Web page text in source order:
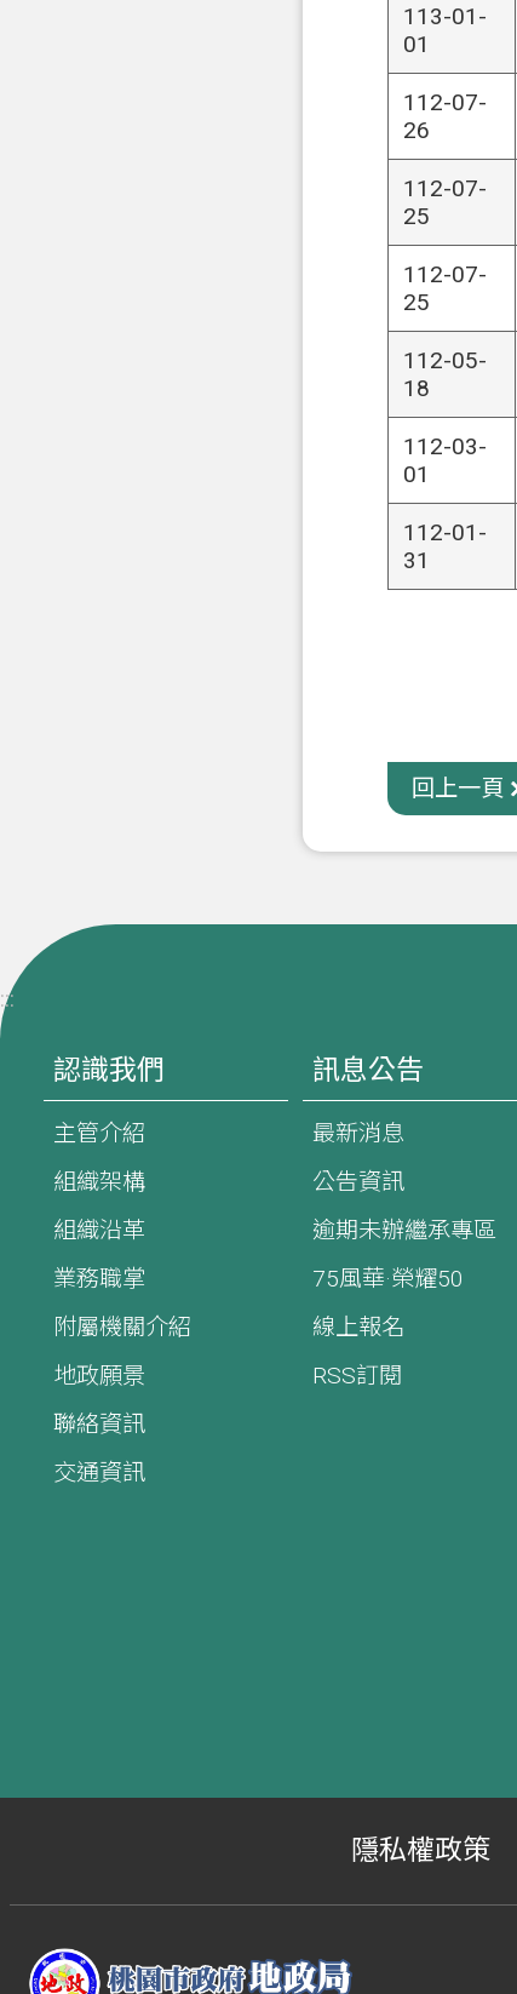
113-01-
01
112-07-
26
112-07-
25
112-07-
25
112-05-
18
112-03-
01
112-01-
31
回上一頁
:::
認識我們
主管介紹
組織架構
組織沿革
業務職掌
附屬機關介紹
地政願景
聯絡資訊
交通資訊
訊息公告
最新消息
公告資訊
逾期未辦繼承專區
75風華·榮耀50
線上報名
RSS訂閱
隱私權政策